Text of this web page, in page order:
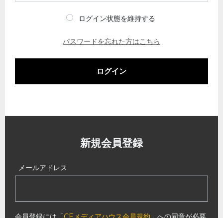
ログイン状態を維持する
パスワードを忘れた方はこちら
ログイン
新規会員登録
メールアドレス